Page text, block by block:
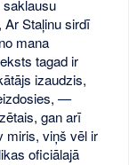
saklausu
Ar Staļinu sirdī
mana
tagad ir
izaudzis,
—
gan arī
miris, viņš vēl ir
oficiālajā